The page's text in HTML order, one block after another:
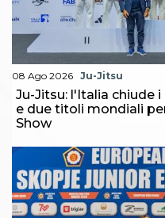
08 Ago 2026 Ju-Jitsu
Ju-Jitsu: l'Italia chiude
e due titoli mondiali
Show